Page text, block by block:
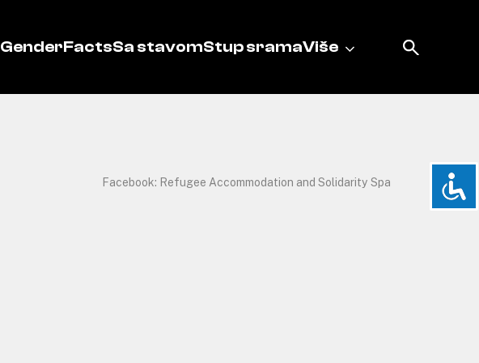
GenderFactsSa stavomStup sramaViše
Facebook: Refugee Accommodation and Solidarity Spa